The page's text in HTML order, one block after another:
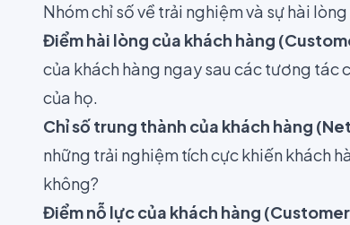
Nhóm chỉ số về trải nghiệm và sự hài
Điểm hài lòng của khách hàng
của khách hàng ngay sau các tương tác
của họ.
Chỉ số trung thành của khách hàng
những trải nghiệm tích cực khiến khách
không?
Điểm nỗ lực của khách hàng